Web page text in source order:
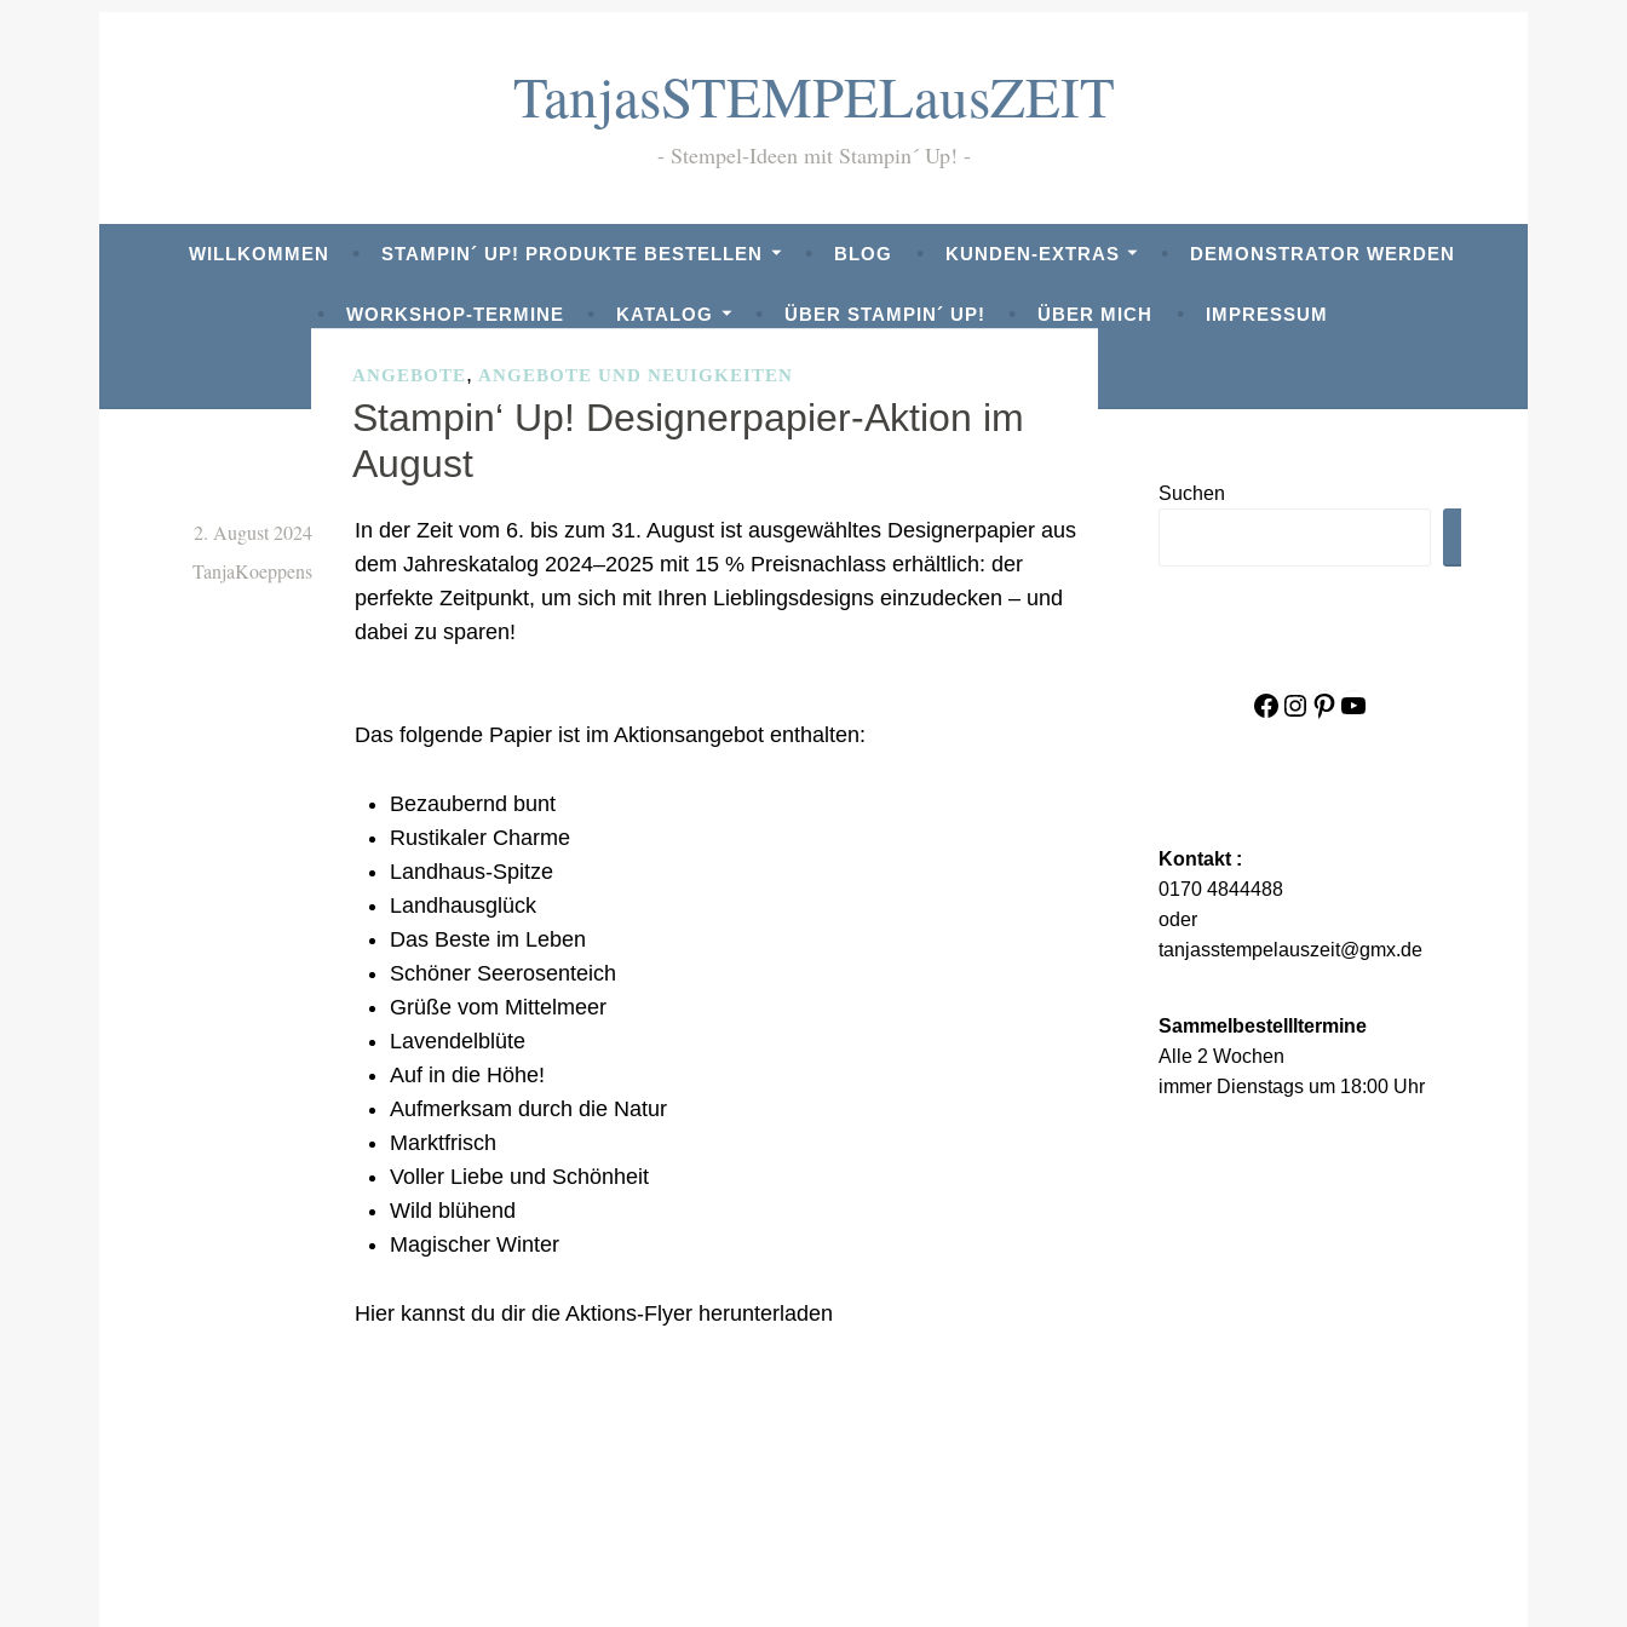
TanjasSTEMPELausZEIT
Stempel-Ideen mit Stampin´ Up!
WILLKOMMEN STAMPIN´ UP! PRODUKTE BESTELLEN BLOG KUNDEN-EXTRAS DEMONSTRATOR WERDEN
WORKSHOP-TERMINE KATALOG ÜBER STAMPIN´ UP! ÜBER MICH IMPRESSUM
DATENSCHUTZHINWEIS
ANGEBOTE,ANGEBOTE UND NEUIGKEITEN
Stampin‘ Up! Designerpapier-Aktion im
August
2. August 2024
TanjaKoeppens
In der Zeit vom 6. bis zum 31. August ist ausgewähltes Designerpapier aus
dem Jahreskatalog 2024–2025 mit 15 % Preisnachlass erhältlich: der
perfekte Zeitpunkt, um sich mit Ihren Lieblingsdesigns einzudecken – und
dabei zu sparen!
Das folgende Papier ist im Aktionsangebot enthalten:
Bezaubernd bunt
Rustikaler Charme
Landhaus-Spitze
Landhausglück
Das Beste im Leben
Schöner Seerosenteich
Grüße vom Mittelmeer
Lavendelblüte
Auf in die Höhe!
Aufmerksam durch die Natur
Marktfrisch
Voller Liebe und Schönheit
Wild blühend
Magischer Winter
Hier kannst du dir die Aktions-Flyer herunterladen
Suchen
Facebook
Instagram
Pinterest
YouTube
Kontakt :
0170 4844488
oder
tanjasstempelauszeit@gmx.de
Sammelbestellltermine
Alle 2 Wochen
immer Dienstags um 18:00 Uhr